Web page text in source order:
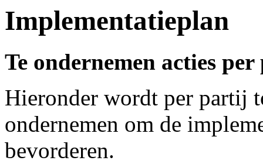
Implementatieplan
Te ondernemen acties
Hieronder wordt per partij
ondernemen om de
bevorderen.